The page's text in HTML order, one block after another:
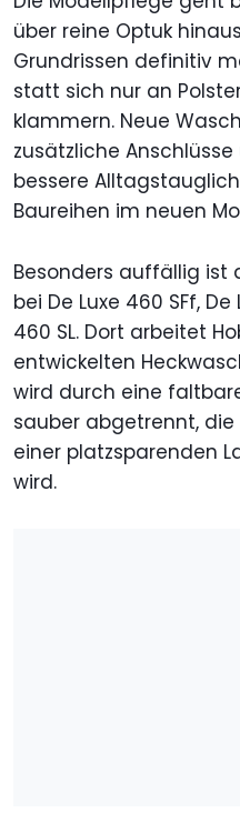
über reine Optuk
Grundrissen definitiv
statt sich nur an
klammern. Neue
zusätzliche
bessere
Baureihen im neuen
Besonders auffällig ist
bei De Luxe 460 SFf,
460 SL. Dort arbeitet
entwickelten
wird durch eine
sauber abgetrennt,
einer platzsparenden
wird.